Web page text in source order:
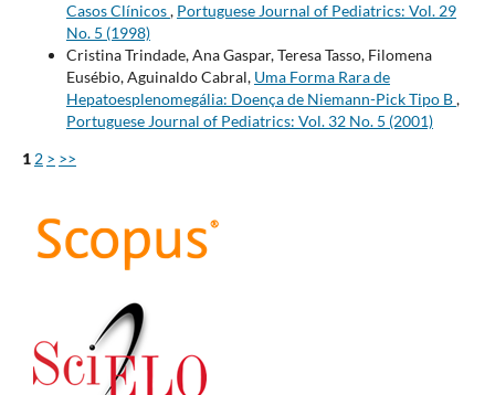
Casos Clínicos, Portuguese Journal of Pediatrics: Vol. 29
No. 5 (1998)
Cristina Trindade, Ana Gaspar, Teresa Tasso, Filomena
Eusébio, Aguinaldo Cabral, Uma Forma Rara de
Hepatoesplenomegália: Doença de Niemann-Pick Tipo B,
Portuguese Journal of Pediatrics: Vol. 32 No. 5 (2001)
1 2 > >>